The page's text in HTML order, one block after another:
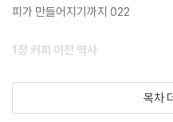
피가 만들어지기까지 022
1장 커피 이전 역사
‘염소치기 칼디’와 ‘쉐이크 오말’
만남 034·커피는 ‘금단의 과일’?
목차